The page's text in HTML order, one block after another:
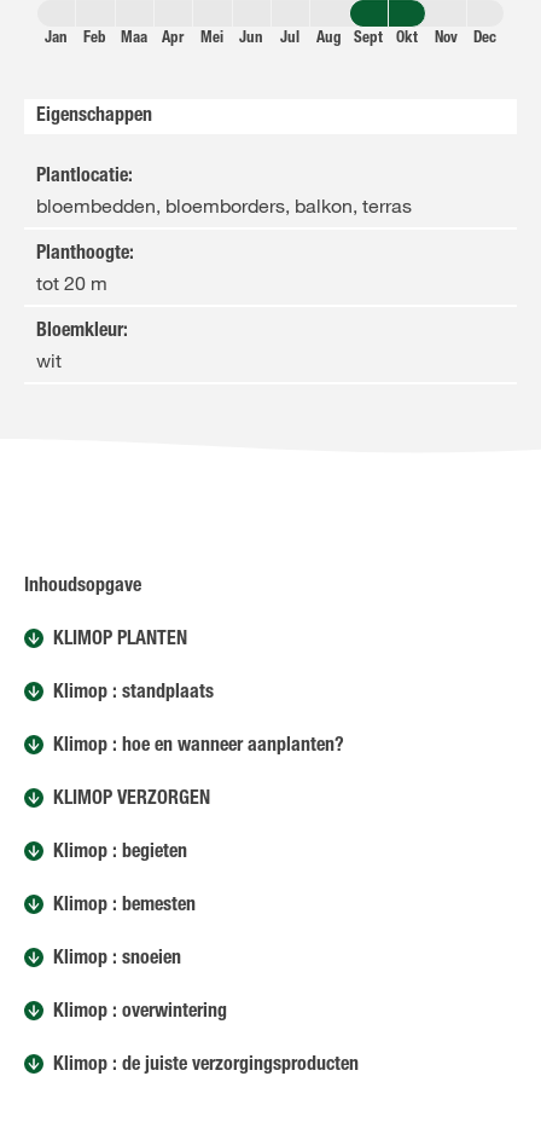
Jan Feb Maa Apr Mei Jun Jul Aug Sept Okt Nov Dec
Eigenschappen
Plantlocatie:
bloembedden, bloemborders, balkon, terras
Planthoogte:
tot 20 m
Bloemkleur:
wit
Inhoudsopgave
KLIMOP PLANTEN
Klimop : standplaats
Klimop : hoe en wanneer aanplanten?
KLIMOP VERZORGEN
Klimop : begieten
Klimop : bemesten
Klimop : snoeien
Klimop : overwintering
Klimop : de juiste verzorgingsproducten